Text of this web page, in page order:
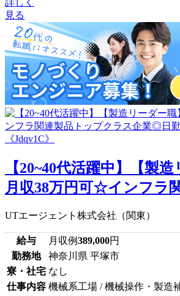
詳しく
見る
【20~40代活躍中】【製造
月収38万円可☆インフラ
UTエージェント株式会社（関東）
給与 月収例389,000円
勤務地
神奈川県 平塚市
寮・社宅 なし
仕事内容 機械系工場 / 機械操作・製造